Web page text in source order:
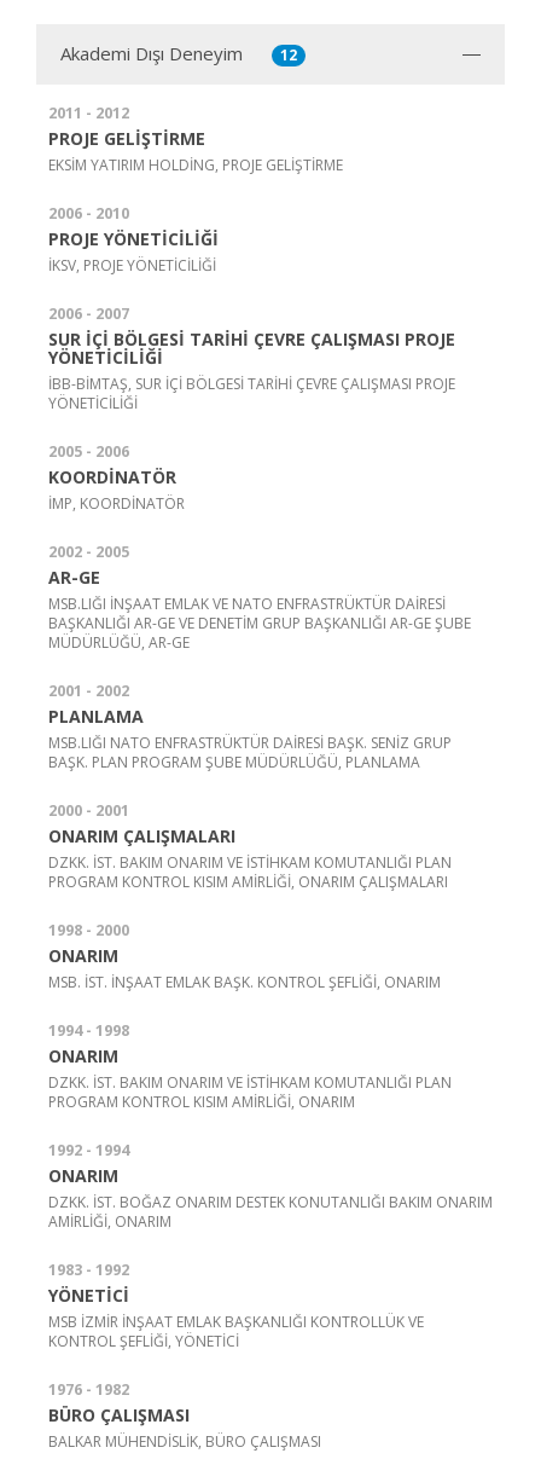
Akademi Dışı Deneyim 12
2011 - 2012
PROJE GELİŞTİRME
EKSİM YATIRIM HOLDİNG, PROJE GELİŞTİRME
2006 - 2010
PROJE YÖNETİCİLİĞİ
İKSV, PROJE YÖNETİCİLİĞİ
2006 - 2007
SUR İÇİ BÖLGESİ TARİHİ ÇEVRE ÇALIŞMASI PROJE
YÖNETİCİLİĞİ
İBB-BİMTAŞ, SUR İÇİ BÖLGESİ TARİHİ ÇEVRE ÇALIŞMASI PROJE
YÖNETİCİLİĞİ
2005 - 2006
KOORDİNATÖR
İMP, KOORDİNATÖR
2002 - 2005
AR-GE
MSB.LIĞI İNŞAAT EMLAK VE NATO ENFRASTRÜKTÜR DAİRESİ
BAŞKANLIĞI AR-GE VE DENETİM GRUP BAŞKANLIĞI AR-GE ŞUBE
MÜDÜRLÜĞÜ, AR-GE
2001 - 2002
PLANLAMA
MSB.LIĞI NATO ENFRASTRÜKTÜR DAİRESİ BAŞK. SENİZ GRUP
BAŞK. PLAN PROGRAM ŞUBE MÜDÜRLÜĞÜ, PLANLAMA
2000 - 2001
ONARIM ÇALIŞMALARI
DZKK. İST. BAKIM ONARIM VE İSTİHKAM KOMUTANLIĞI PLAN
PROGRAM KONTROL KISIM AMİRLİĞİ, ONARIM ÇALIŞMALARI
1998 - 2000
ONARIM
MSB. İST. İNŞAAT EMLAK BAŞK. KONTROL ŞEFLİĞİ, ONARIM
1994 - 1998
ONARIM
DZKK. İST. BAKIM ONARIM VE İSTİHKAM KOMUTANLIĞI PLAN
PROGRAM KONTROL KISIM AMİRLİĞİ, ONARIM
1992 - 1994
ONARIM
DZKK. İST. BOĞAZ ONARIM DESTEK KONUTANLIĞI BAKIM ONARIM
AMİRLİĞİ, ONARIM
1983 - 1992
YÖNETİCİ
MSB İZMİR İNŞAAT EMLAK BAŞKANLIĞI KONTROLLÜK VE
KONTROL ŞEFLİĞİ, YÖNETİCİ
1976 - 1982
BÜRO ÇALIŞMASI
BALKAR MÜHENDİSLİK, BÜRO ÇALIŞMASI